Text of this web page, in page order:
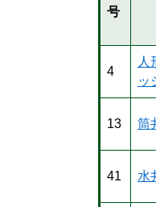
号
4
人
ッ
13 筒
41 水